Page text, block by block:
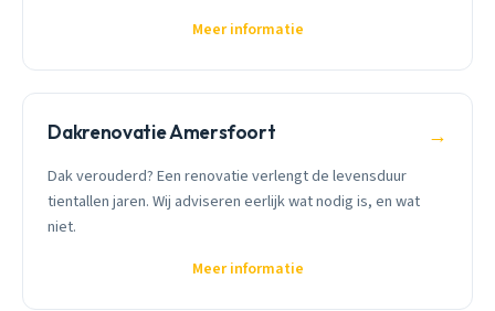
Meer informatie
Dakrenovatie Amersfoort →
Dak verouderd? Een renovatie verlengt de levensduur
tientallen jaren. Wij adviseren eerlijk wat nodig is, en wat
niet.
Meer informatie